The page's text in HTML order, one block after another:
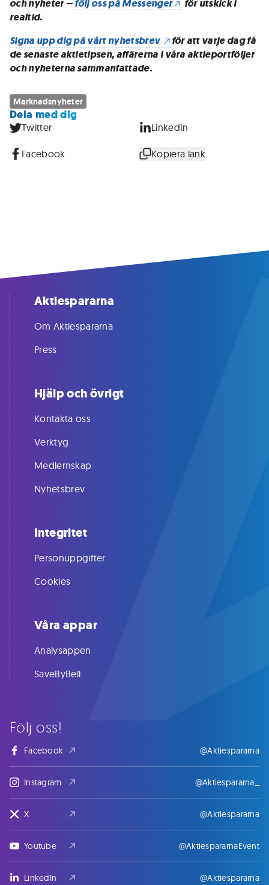
och nyheter –följ oss på Messenger
för utskick i
realtid.
Signa upp dig på vårt nyhetsbrev
för att varje dag få
de senaste aktietipsen, affärerna i våra aktieportföljer
och nyheterna sammanfattade.
Marknadsnyheter
Dela med dig
Twitter LinkedIn
Facebook Kopiera länk
Följ oss!
Facebook @Aktiespararna
Instagram @Aktiespararna_
X @Aktiespararna
Youtube @AktiespararnaEvent
LinkedIn @Aktiespararna
Aktiespararna
Om Aktiespararna
Press
Hjälp och övrigt
Kontakta oss
Verktyg
Medlemskap
Nyhetsbrev
Integritet
Personuppgifter
Cookies
Våra appar
Analysappen
SaveByBell